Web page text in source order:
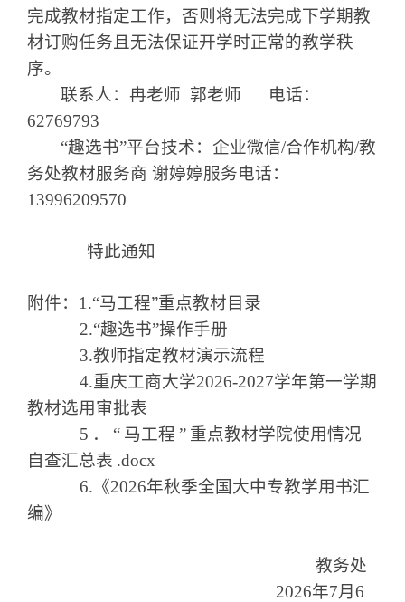
完成教材指定工作，否则将无法完成下学期教
材订购任务且无法保证开学时正常的教学秩
序。
联系人：冉老师 郭老师
电话：
62769793
“趣选书”平台技术：企业微信/合作机构/教
务处教材服务商 谢婷婷服务电话：
13996209570
特此通知
附件： 1.“马工程”重点教材目录
2.“趣选书”操作手册
3.教师指定教材演示流程
4.重庆工商大学2026-2027学年第一学期
教材选用审批表
5 ． “ 马工程 ” 重点教材学院使用情况
自查汇总表 .docx
6. 《2026年秋季全国大中专教学用书汇
编》
教务处
2026年7月 6